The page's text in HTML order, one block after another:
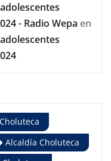
- Radio Wepa en
Alcaldía Choluteca